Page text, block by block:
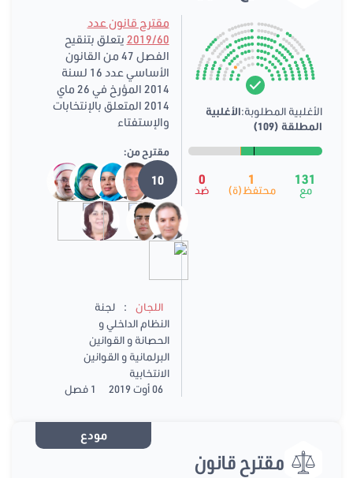
الأغلبية المطلوبة:الأغلبية
المطلقة (109)
131
مع
1
محتفظ(ة)
0
ضد
مقترح قانون عدد
2019/60 يتعلق بتنقيح
الفصل 47 من القانون
الأساسي عدد 16 لسنة
2014 المؤرخ في 26 ماي
2014 المتعلق بالإنتخابات
والإستفتاء
مقترح من:
10
اللجان :
لجنة
النظام الداخلي و
الحصانة و القوانين
البرلمانية و القوانين
الانتخابية
06 أوت 2019
1 فصل
مودع
مقترح قانون